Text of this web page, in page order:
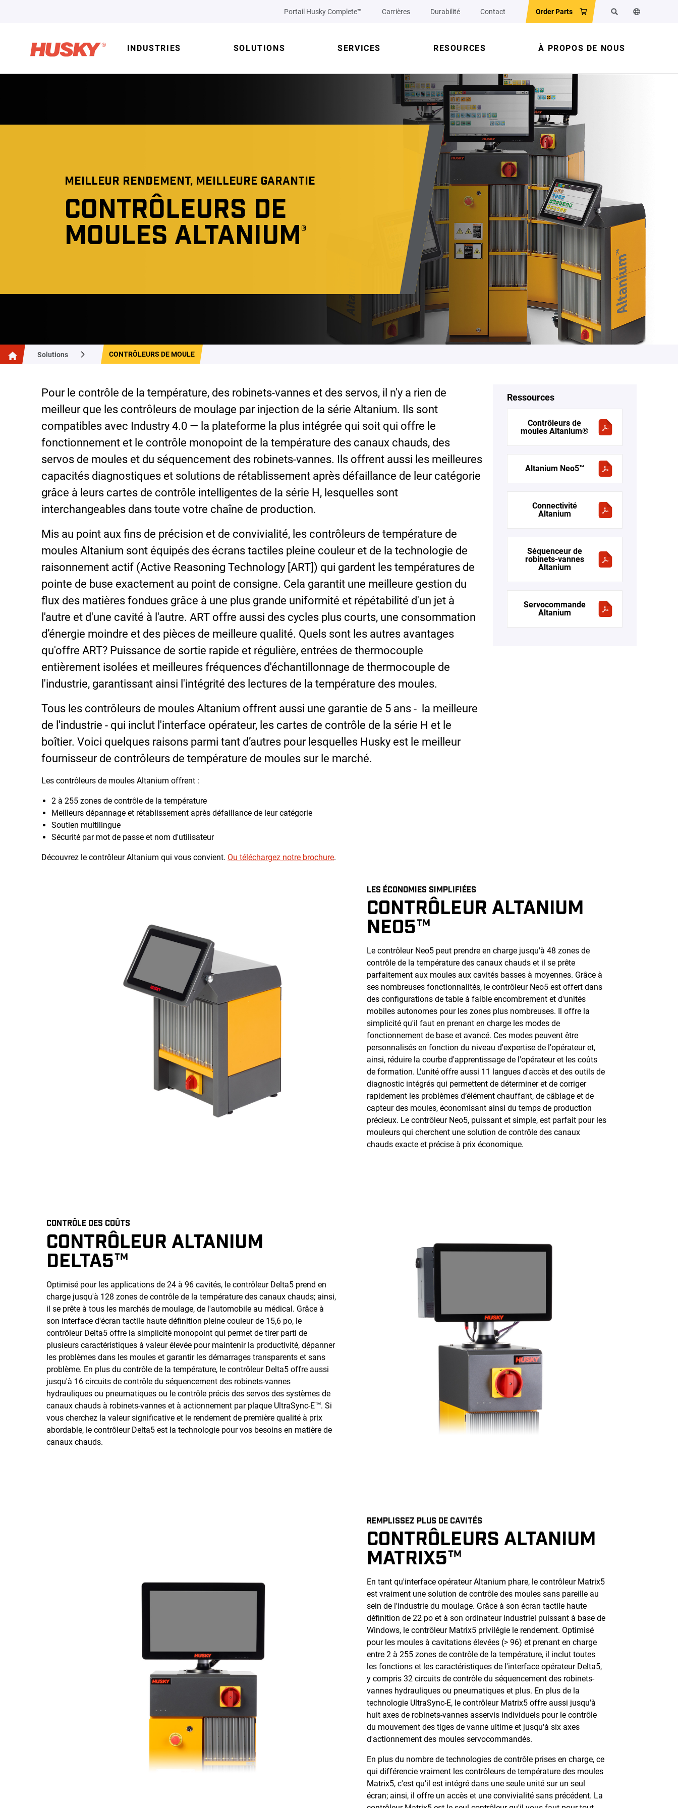
Portail Husky Complete™ Carrières Durabilité Contact Order Parts RechercherChanger la
INDUSTRIES SOLUTIONS SERVICES RESOURCES À PROPOS DE NOUS
MEILLEUR RENDEMENT, MEILLEURE GARANTIE
CONTRÔLEURS DE
MOULES ALTANIUM®
Solutions CONTRÔLEURS DE MOULE
Pour le contrôle de la température, des robinets-vannes et des servos, il n'y a rien de
meilleur que les contrôleurs de moulage par injection de la série Altanium. Ils sont
compatibles avec Industry 4.0 — la plateforme la plus intégrée qui soit qui offre le
fonctionnement et le contrôle monopoint de la température des canaux chauds, des
servos de moules et du séquencement des robinets-vannes. Ils offrent aussi les meilleures
capacités diagnostiques et solutions de rétablissement après défaillance de leur catégorie
grâce à leurs cartes de contrôle intelligentes de la série H, lesquelles sont
interchangeables dans toute votre chaîne de production.
Mis au point aux fins de précision et de convivialité, les contrôleurs de température de
moules Altanium sont équipés des écrans tactiles pleine couleur et de la technologie de
raisonnement actif (Active Reasoning Technology [ART]) qui gardent les températures de
pointe de buse exactement au point de consigne. Cela garantit une meilleure gestion du
flux des matières fondues grâce à une plus grande uniformité et répétabilité d'un jet à
l'autre et d'une cavité à l'autre. ART offre aussi des cycles plus courts, une consommation
d’énergie moindre et des pièces de meilleure qualité. Quels sont les autres avantages
qu'offre ART? Puissance de sortie rapide et régulière, entrées de thermocouple
entièrement isolées et meilleures fréquences d'échantillonnage de thermocouple de
l'industrie, garantissant ainsi l'intégrité des lectures de la température des moules.
Tous les contrôleurs de moules Altanium offrent aussi une garantie de 5 ans - la meilleure
de l'industrie - qui inclut l'interface opérateur, les cartes de contrôle de la série H et le
boîtier. Voici quelques raisons parmi tant d’autres pour lesquelles Husky est le meilleur
fournisseur de contrôleurs de température de moules sur le marché.
Les contrôleurs de moules Altanium offrent :
2 à 255 zones de contrôle de la température
Meilleurs dépannage et rétablissement après défaillance de leur catégorie
Soutien multilingue
Sécurité par mot de passe et nom d'utilisateur
Découvrez le contrôleur Altanium qui vous convient. Ou téléchargez notre brochure.
Ressources
Contrôleurs de
moules Altanium®
Altanium Neo5™
Connectivité
Altanium
Séquenceur de
robinets-vannes
Altanium
Servocommande
Altanium
LES ÉCONOMIES SIMPLIFIÉES
CONTRÔLEUR ALTANIUM
NEO5™
Le contrôleur Neo5 peut prendre en charge jusqu'à 48 zones de
contrôle de la température des canaux chauds et il se prête
parfaitement aux moules aux cavités basses à moyennes. Grâce à
ses nombreuses fonctionnalités, le contrôleur Neo5 est offert dans
des configurations de table à faible encombrement et d'unités
mobiles autonomes pour les zones plus nombreuses. Il offre la
simplicité qu'il faut en prenant en charge les modes de
fonctionnement de base et avancé. Ces modes peuvent être
personnalisés en fonction du niveau d'expertise de l'opérateur et,
ainsi, réduire la courbe d'apprentissage de l'opérateur et les coûts
de formation. L'unité offre aussi 11 langues d'accès et des outils de
diagnostic intégrés qui permettent de déterminer et de corriger
rapidement les problèmes d’élément chauffant, de câblage et de
capteur des moules, économisant ainsi du temps de production
précieux. Le contrôleur Neo5, puissant et simple, est parfait pour les
mouleurs qui cherchent une solution de contrôle des canaux
chauds exacte et précise à prix économique.
CONTRÔLE DES COÛTS
CONTRÔLEUR ALTANIUM
DELTA5™
Optimisé pour les applications de 24 à 96 cavités, le contrôleur Delta5 prend en
charge jusqu'à 128 zones de contrôle de la température des canaux chauds; ainsi,
il se prête à tous les marchés de moulage, de l'automobile au médical. Grâce à
son interface d'écran tactile haute définition pleine couleur de 15,6 po, le
contrôleur Delta5 offre la simplicité monopoint qui permet de tirer parti de
plusieurs caractéristiques à valeur élevée pour maintenir la productivité, dépanner
les problèmes dans les moules et garantir les démarrages transparents et sans
problème. En plus du contrôle de la température, le contrôleur Delta5 offre aussi
jusqu'à 16 circuits de contrôle du séquencement des robinets-vannes
hydrauliques ou pneumatiques ou le contrôle précis des servos des systèmes de
canaux chauds à robinets-vannes et à actionnement par plaque UltraSync-ETM. Si
vous cherchez la valeur significative et le rendement de première qualité à prix
abordable, le contrôleur Delta5 est la technologie pour vos besoins en matière de
canaux chauds.
REMPLISSEZ PLUS DE CAVITÉS
CONTRÔLEURS ALTANIUM
MATRIX5™
En tant qu'interface opérateur Altanium phare, le contrôleur Matrix5
est vraiment une solution de contrôle des moules sans pareille au
sein de l'industrie du moulage. Grâce à son écran tactile haute
définition de 22 po et à son ordinateur industriel puissant à base de
Windows, le contrôleur Matrix5 privilégie le rendement. Optimisé
pour les moules à cavitations élevées (> 96) et prenant en charge
entre 2 à 255 zones de contrôle de la température, il inclut toutes
les fonctions et les caractéristiques de l'interface opérateur Delta5,
y compris 32 circuits de contrôle du séquencement des robinets-
vannes hydrauliques ou pneumatiques et plus. En plus de la
technologie UltraSync-E, le contrôleur Matrix5 offre aussi jusqu'à
huit axes de robinets-vannes asservis individuels pour le contrôle
du mouvement des tiges de vanne ultime et jusqu'à six axes
d'actionnement des moules servocommandés.
En plus du nombre de technologies de contrôle prises en charge, ce
qui différencie vraiment les contrôleurs de température des moules
Matrix5, c'est qu’il est intégré dans une seule unité sur un seul
écran; ainsi, il offre un accès et une convivialité sans précédent. La